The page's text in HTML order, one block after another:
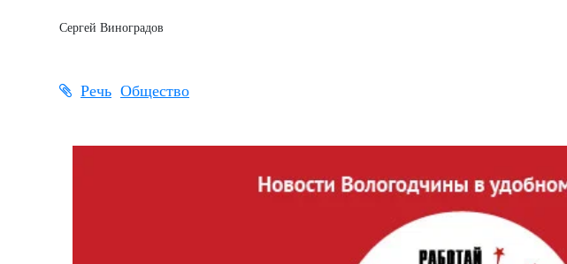
Сергей Виноградов
Речь Общество